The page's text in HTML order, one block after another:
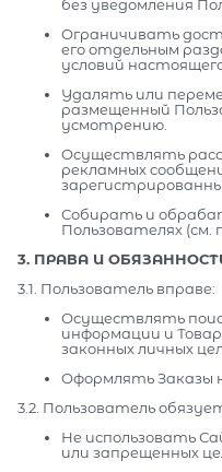
без уведомления
Ограничивать
его отдельным
условий
Удалять или
размещенный
усмотрению.
Осуществлять
рекламных
Собирать и
Пользователях (см.
3. ПРАВА И
3.1. Пользователь вправе:
Осуществлять
информации и
законных личных
Оформлять Заказы
3.2. Пользователь
Не использовать
или запрещенных